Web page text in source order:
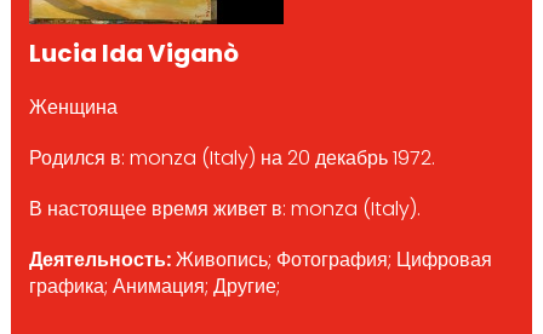
Lucia Ida Viganò
Женщина
Родился в: monza (Italy) на 20 декабрь 1972.
В настоящее время живет в: monza (Italy).
Деятельность:Живопись; Фотография; Цифровая
графика; Анимация; Другие;